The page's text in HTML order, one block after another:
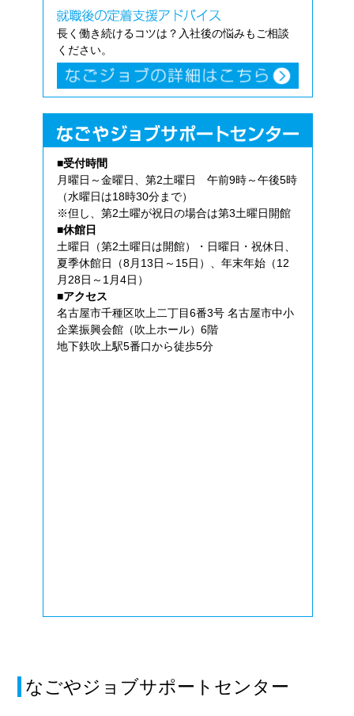
長く働き続けるコツは？入社後の悩みもご相談
ください。
■受付時間
月曜日～金曜日、第2土曜日 午前9時～午後5時
（水曜日は18時30分まで）
※但し、第2土曜が祝日の場合は第3土曜日開館
■休館日
土曜日（第2土曜日は開館）・日曜日・祝休日、
夏季休館日（8月13日～15日）、年末年始（12
月28日～1月4日）
■アクセス
名古屋市千種区吹上二丁目6番3号 名古屋市中小
企業振興会館（吹上ホール）6階
地下鉄吹上駅5番口から徒歩5分
なごやジョブサポートセンター